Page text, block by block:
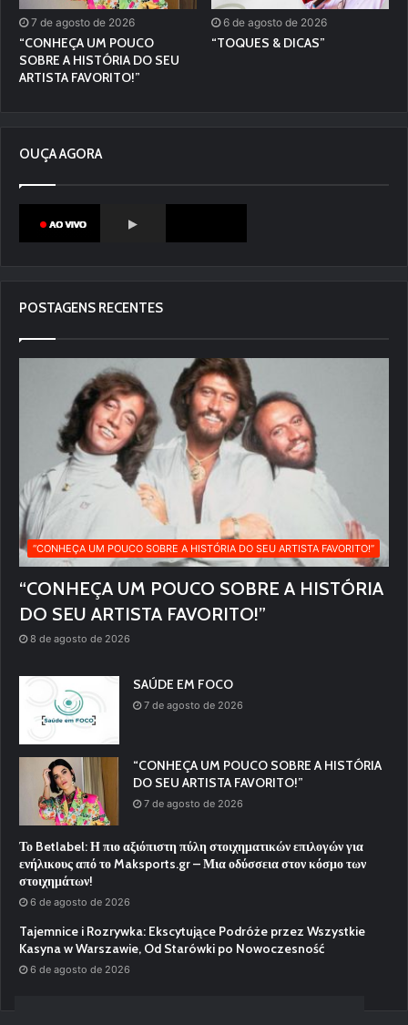
7 de agosto de 2026
“CONHEÇA UM POUCO
SOBRE A HISTÓRIA DO SEU
ARTISTA FAVORITO!”
6 de agosto de 2026
“TOQUES & DICAS”
OUÇA AGORA
POSTAGENS RECENTES
“CONHEÇA UM POUCO SOBRE A HISTÓRIA DO SEU ARTISTA FAVORITO!”
“CONHEÇA UM POUCO SOBRE A HISTÓRIA
DO SEU ARTISTA FAVORITO!”
8 de agosto de 2026
SAÚDE EM FOCO
7 de agosto de 2026
“CONHEÇA UM POUCO SOBRE A HISTÓRIA
DO SEU ARTISTA FAVORITO!”
7 de agosto de 2026
Το Betlabel: Η πιο αξιόπιστη πύλη στοιχηματικών επιλογών για
ενήλικους από το Maksports.gr – Μια οδύσσεια στον κόσμο των
στοιχημάτων!
6 de agosto de 2026
Tajemnice i Rozrywka: Ekscytujące Podróże przez Wszystkie
Kasyna w Warszawie, Od Starówki po Nowoczesność
6 de agosto de 2026